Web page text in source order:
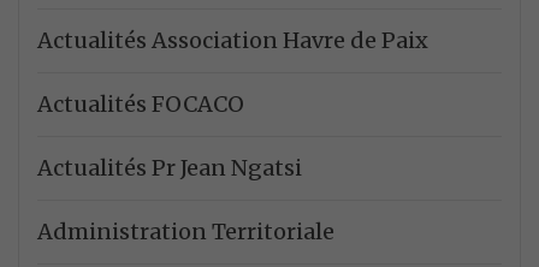
Actualités Association Havre de Paix
Actualités FOCACO
Actualités Pr Jean Ngatsi
Administration Territoriale